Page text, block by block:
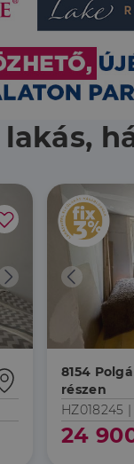
8154
részen
HZ018245
24